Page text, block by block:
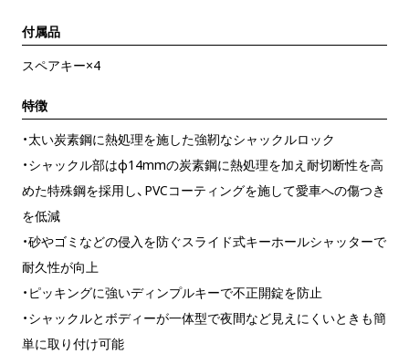
付属品
スペアキー×4
特徴
・太い炭素鋼に熱処理を施した強靭なシャックルロック
・シャックル部はφ14mmの炭素鋼に熱処理を加え耐切断性を高
めた特殊鋼を採用し、PVCコーティングを施して愛車への傷つき
を低減
・砂やゴミなどの侵入を防ぐスライド式キーホールシャッターで
耐久性が向上
・ピッキングに強いディンプルキーで不正開錠を防止
・シャックルとボディーが一体型で夜間など見えにくいときも簡
単に取り付け可能